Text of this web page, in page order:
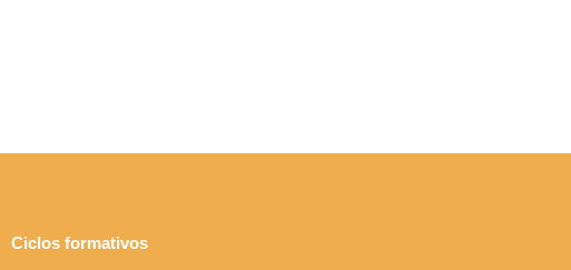
Ciclos formativos